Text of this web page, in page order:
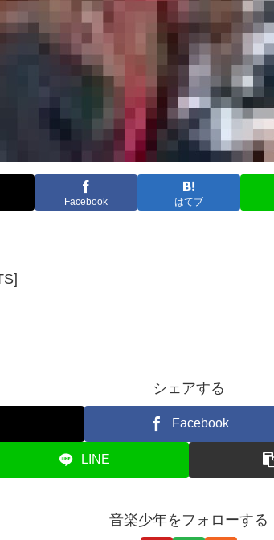
Facebook はてブ
シェアする
Facebook
LINE
音楽少年をフォローする